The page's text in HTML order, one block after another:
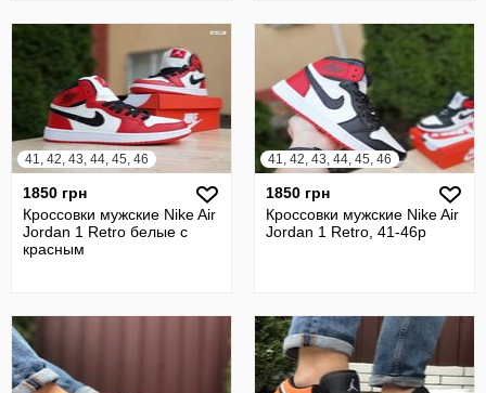
41, 42, 43, 44, 45, 46
1850 грн
Кроссовки мужские Nike Air
Jordan 1 Retro белые с
красным
41, 42, 43, 44, 45, 46
1850 грн
Кроссовки мужские Nike Air
Jordan 1 Retro, 41-46р